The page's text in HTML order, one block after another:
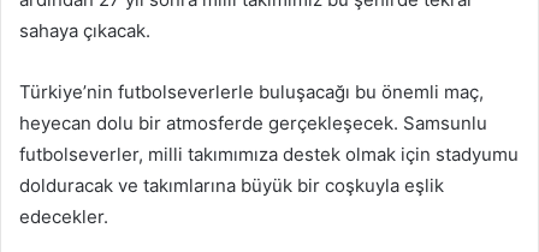
sahaya çıkacak.
Türkiye’nin futbolseverlerle buluşacağı bu önemli maç,
heyecan dolu bir atmosferde gerçekleşecek. Samsunlu
futbolseverler, milli takımımıza destek olmak için stadyumu
dolduracak ve takımlarına büyük bir coşkuyla eşlik
edecekler.